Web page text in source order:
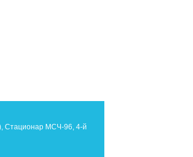
Стационар МСЧ-96, 4-й